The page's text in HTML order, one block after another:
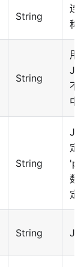
String
连
称
String
用
不
中
String
定
数
定
String